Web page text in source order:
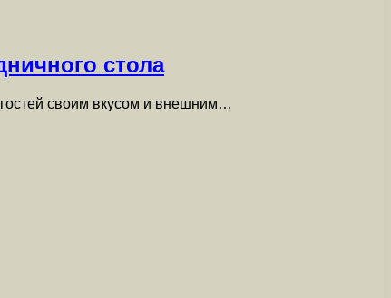
стола
своим вкусом и внешним…